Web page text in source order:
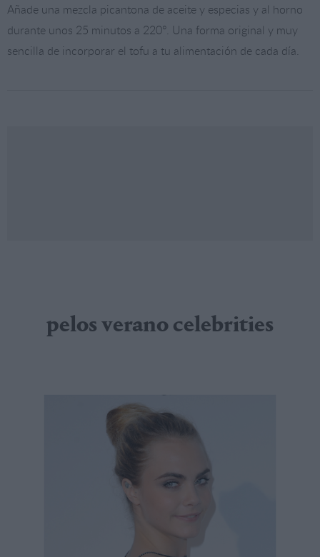
Añade una mezcla picantona de aceite y especias y al horno
durante unos 25 minutos a 220º. Una forma original y muy
sencilla de incorporar el tofu a tu alimentación de cada día.
pelos verano celebrities